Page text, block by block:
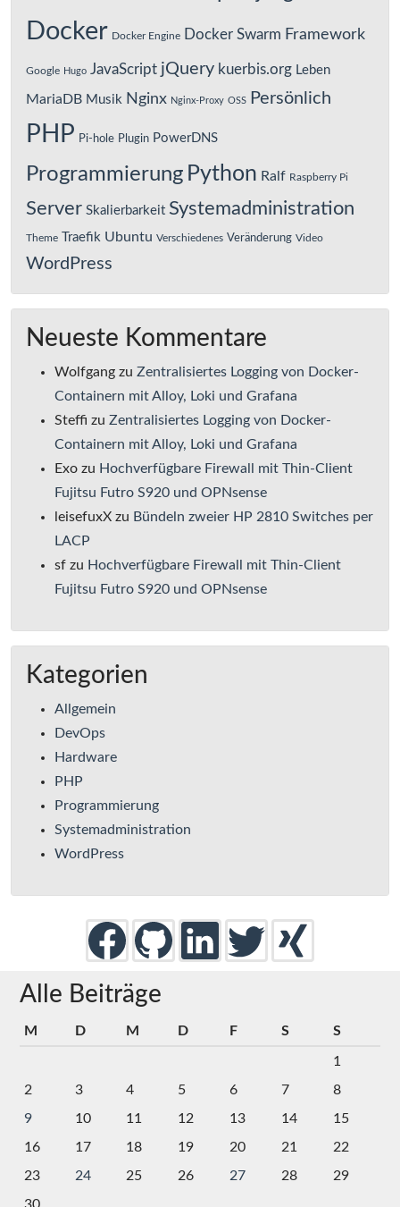
Docker Docker Engine Docker Swarm Framework
Google Hugo JavaScript jQuery kuerbis.org Leben
MariaDB Musik Nginx Nginx-Proxy OSS Persönlich
PHP Pi-hole Plugin PowerDNS
Programmierung Python Ralf Raspberry Pi
Server Skalierbarkeit Systemadministration
Theme Traefik Ubuntu Verschiedenes Veränderung Video
WordPress
Neueste Kommentare
Wolfgang zu Zentralisiertes Logging von Docker-
Containern mit Alloy, Loki und Grafana
Steffi zu Zentralisiertes Logging von Docker-
Containern mit Alloy, Loki und Grafana
Exo zu Hochverfügbare Firewall mit Thin-Client
Fujitsu Futro S920 und OPNsense
leisefuxX zu Bündeln zweier HP 2810 Switches per
LACP
sf zu Hochverfügbare Firewall mit Thin-Client
Fujitsu Futro S920 und OPNsense
Kategorien
Allgemein
DevOps
Hardware
PHP
Programmierung
Systemadministration
WordPress
Alle Beiträge
M D M D F S S
1
2
3 4 5 6 7
8
9
10 11 12 13 14
15
16
17 18 19 20 21
22
23
24 25 26 27 28
29